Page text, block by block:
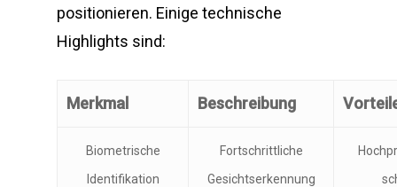
positionieren. Einige technische
Highlights sind:
Merkmal Beschreibung
Biometrische
Identifikation
Fortschrittliche
Gesichtserkennung